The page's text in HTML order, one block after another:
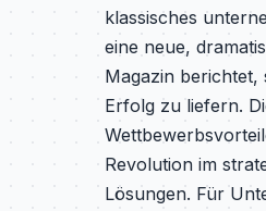
klassisches
eine neue,
Magazin
Erfolg zu liefern.
Revolution im
Lösungen. Für